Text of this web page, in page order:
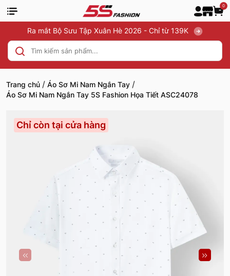
0
Ra mắt Bộ Sưu Tập Xuân Hè 2026 - Chỉ từ 139K
Trang chủ / Áo Sơ Mi Nam Ngắn Tay /
Áo Sơ Mi Nam Ngắn Tay 5S Fashion Họa Tiết ASC24078
Chỉ còn tại cửa hàng